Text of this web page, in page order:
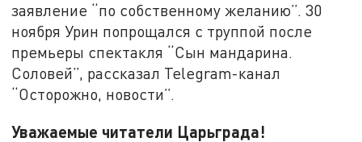
заявление “по собственному желанию”. 30
ноября Урин попрощался с труппой после
премьеры спектакля “Сын мандарина.
Соловей”, рассказал Telegram-канал
“Осторожно, новости”.
Уважаемые читатели Царьграда!